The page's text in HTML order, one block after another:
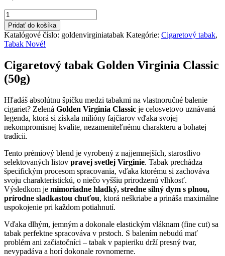
množstvo
Tabak
Golden
Virginia
50g
Pridať do košíka
Katalógové číslo: goldenvirginiatabak Kategórie: Cigaretový tabak,
Tabak Nové!
Cigaretový tabak Golden Virginia Classic
(50g)
Hľadáš absolútnu špičku medzi tabakmi na vlastnoručné balenie
cigariet? Zelená Golden Virginia Classic je celosvetovo uznávaná
legenda, ktorá si získala milióny fajčiarov vďaka svojej
nekompromisnej kvalite, nezameniteľnému charakteru a bohatej
tradícii.
Tento prémiový blend je vyrobený z najjemnejších, starostlivo
selektovaných listov pravej svetlej Virginie. Tabak prechádza
špecifickým procesom spracovania, vďaka ktorému si zachováva
svoju charakteristickú, o niečo vyššiu prirodzenú vlhkosť.
Výsledkom je mimoriadne hladký, stredne silný dym s plnou,
prírodne sladkastou chuťou, ktorá neškriabe a prináša maximálne
uspokojenie pri každom potiahnutí.
Vďaka dlhým, jemným a dokonale elastickým vláknam (fine cut) sa
tabak perfektne spracováva v prstoch. S balením nebudú mať
problém ani začiatočníci – tabak v papieriku drží presný tvar,
nevypadáva a horí dokonale rovnomerne.